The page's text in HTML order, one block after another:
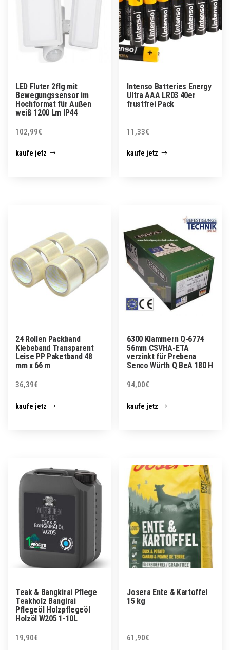
LED Fluter 2flg mit
Bewegungssensor im
Hochformat für Außen
weiß 1200 Lm IP44
102,99€
kaufe jetz
Intenso Batteries Energy
Ultra AAA LR03 40er
frustfrei Pack
11,33€
kaufe jetz
24 Rollen Packband
Klebeband Transparent
Leise PP Paketband 48
mm x 66 m
36,39€
kaufe jetz
6300 Klammern Q-6774
56mm CSVHA-ETA
verzinkt für Prebena
Senco Würth Q BeA 180 H
94,00€
kaufe jetz
Teak & Bangkirai Pflege
Teakholz Bangirai
Pflegeöl Holzpflegeöl
Holzöl W205 1-10L
19,90€
Josera Ente & Kartoffel
15 kg
61,90€